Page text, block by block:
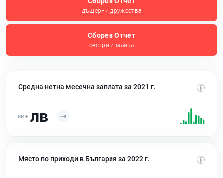
дъщерни дружества
Сборен Отчет
сестри и майка
Средна нетна месечна заплата за 2021 г.
лв
Място по приходи в България за 2022 г.